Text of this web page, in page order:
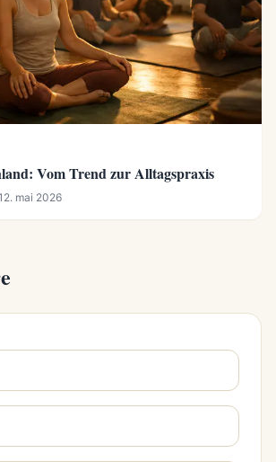
Vom Trend zur Alltagspraxis
mai 2026